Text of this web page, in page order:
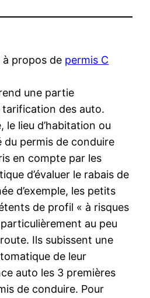
propos de permis C
une partie
des auto.
le lieu d’habitation ou
du permis de conduire
en compte par les
d’évaluer le rabais de
d’exemple, les petits
de profil « à risques
au peu
Ils subissent une
de leur
auto les 3 premières
de conduire. Pour